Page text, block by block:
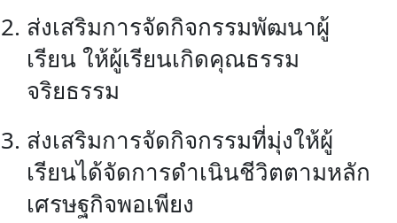
โครงสร้าง
ขอบข่าย
และ
ภารกิจ
ส่งเสริมการจัดกิจกรรมพัฒนาผู้
เรียน ให้ผู้เรียนเกิดคุณธรรม
จริยธรรม
ส่งเสริมการจัดกิจกรรมที่มุ่งให้ผู้
เรียนได้จัดการดำเนินชีวิตตามหลัก
เศรษฐกิจพอเพียง